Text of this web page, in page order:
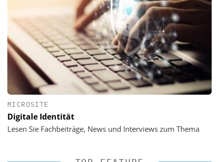
MICROSITE
Digitale Identität
Lesen Sie Fachbeiträge, News und Interviews zum Thema